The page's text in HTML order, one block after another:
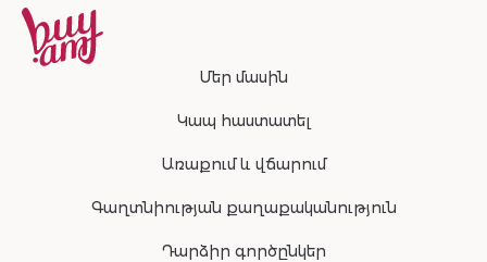
Մեր մասին
Կապ հաստատել
Առաքում և վճարում
Գաղտնիության քաղաքականություն
Դարձիր գործընկեր